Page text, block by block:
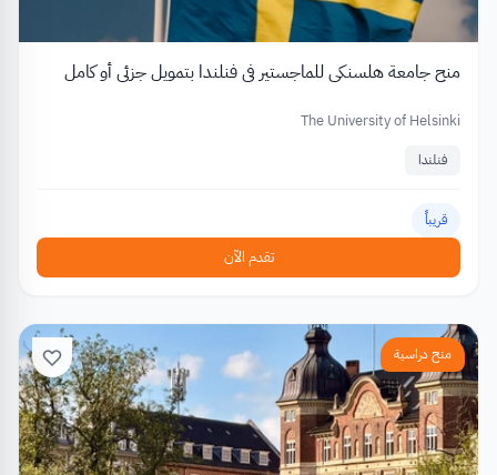
منح جامعة هلسنكي للماجستير في فنلندا بتمويل جزئي أو كامل
The University of Helsinki
فنلندا
قريباً
تقدم الآن
منح دراسية